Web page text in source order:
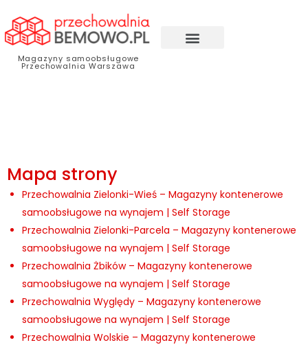
Magazyny samoobsługowe
Przechowalnia Warszawa
Mapa strony
Przechowalnia Zielonki-Wieś – Magazyny kontenerowe
samoobsługowe na wynajem | Self Storage
Przechowalnia Zielonki-Parcela – Magazyny kontenerowe
samoobsługowe na wynajem | Self Storage
Przechowalnia Żbików – Magazyny kontenerowe
samoobsługowe na wynajem | Self Storage
Przechowalnia Wyględy – Magazyny kontenerowe
samoobsługowe na wynajem | Self Storage
Przechowalnia Wolskie – Magazyny kontenerowe